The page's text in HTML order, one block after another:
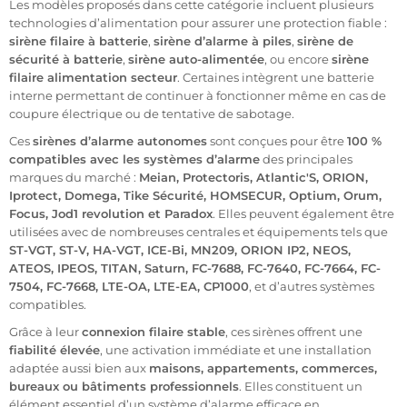
Sirène filaire à batterie
Sirène filaire d’alarme à piles
Sirène de sécurité à batterie
Sirène auto-alimentée
Sirène d’alarme autonome
Sirène sur batterie
Sirène raccordement électrique
Ces variantes répondent à différents besoins d’installation et de
continuité de fonctionnement.
À quoi sert une sirène filaire dans un système d’alarme
Une centrale d’alarme détecte les intrusions mais reste
silencieuse sans dispositif d’alerte. La sirène transforme l’alarme
électronique ensignal sonore dissuasif.
Les modèles proposés dans cette catégorie incluent plusieurs
technologies d’alimentation pour assurer une protection fiable :
sirène filaire à batterie, sirène d’alarme à piles, sirène de
sécurité à batterie, sirène auto-alimentée, ou encoresirène
filaire alimentation secteur. Certaines intègrent une batterie
interne permettant de continuer à fonctionner même en cas de
coupure électrique ou de tentative de sabotage.
Cessirènes d’alarme autonomessont conçues pour être100 %
compatibles avec les systèmes d’alarmedes principales
marques du marché : Meian, Protectoris, Atlantic'S, ORION,
Iprotect, Domega, Tike Sécurité, HOMSECUR, Optium, Orum,
Focus, Jod1 revolution et Paradox. Elles peuvent également être
utilisées avec de nombreuses centrales et équipements tels que
ST-VGT, ST-V, HA-VGT, ICE-Bi, MN209, ORION IP2, NEOS,
ATEOS, IPEOS, TITAN, Saturn, FC-7688, FC-7640, FC-7664, FC-
7504, FC-7668, LTE-OA, LTE-EA, CP1000, et d’autres systèmes
compatibles.
Grâce à leurconnexion filaire stable, ces sirènes offrent une
fiabilité élevée, une activation immédiate et une installation
adaptée aussi bien aux maisons, appartements, commerces,
bureaux ou bâtiments professionnels. Elles constituent un
élément essentiel d’un système d’alarme efficace en